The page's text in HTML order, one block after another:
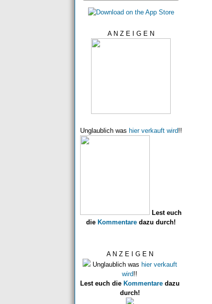
A N Z E I G E N
Unglaublich was hier verkauft wird!!
Lest euch
die Kommentare dazu durch!
A N Z E I G E N
Unglaublich was hier verkauft
wird!!
Lest euch die Kommentaredazu
durch!